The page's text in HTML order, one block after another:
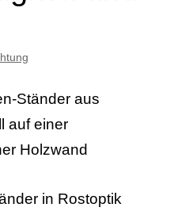
in Rostoptik